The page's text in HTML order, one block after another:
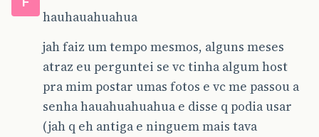
hauhauahuahua
jah faiz um tempo mesmos, alguns meses
atraz eu perguntei se vc tinha algum host
pra mim postar umas fotos e vc me passou a
senha hauahuahuahua e disse q podia usar
(jah q eh antiga e ninguem mais tava